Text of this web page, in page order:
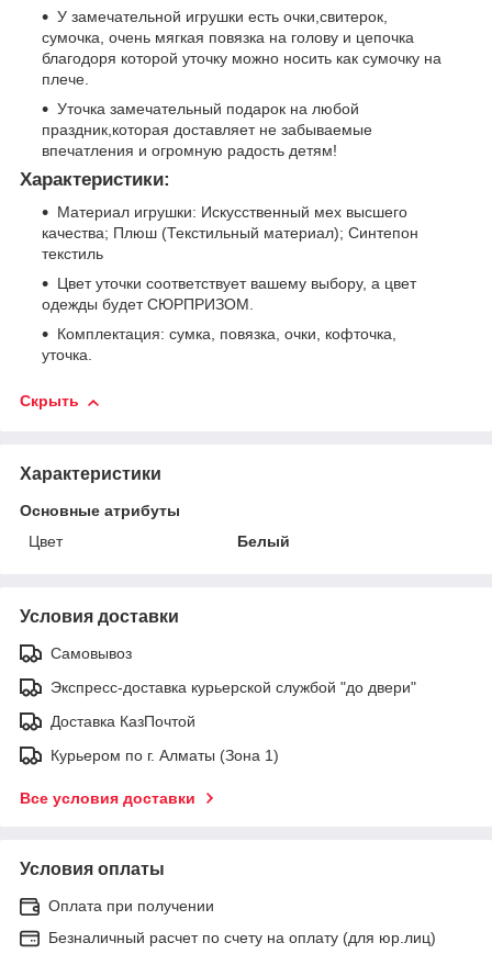
У замечательной игрушки есть очки,свитерок,
сумочка, очень мягкая повязка на голову и цепочка
благодоря которой уточку можно носить как сумочку на
плече.
Уточка замечательный подарок на любой
праздник,которая доставляет не забываемые
впечатления и огромную радость детям!
Характеристики:
Материал игрушки: Искусственный мех высшего
качества; Плюш (Текстильный материал); Синтепон
текстиль
Цвет уточки соответствует вашему выбору, а цвет
одежды будет СЮРПРИЗОМ.
Комплектация: сумка, повязка, очки, кофточка,
уточка.
Скрыть
Характеристики
Основные атрибуты
Цвет
Белый
Условия доставки
Самовывоз
Экспресс-доставка курьерской службой "до двери"
Доставка КазПочтой
Курьером по г. Алматы (Зона 1)
Все условия доставки
Условия оплаты
Оплата при получении
Безналичный расчет по счету на оплату (для юр.лиц)